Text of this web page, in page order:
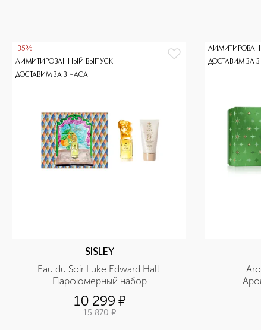
-35%
ЛИМИТИРОВАННЫЙ ВЫПУСК
ДОСТАВИМ ЗА 3 ЧАСА
SISLEY
Eau du Soir Luke Edward Hall
Парфюмерный набор
10 299 ¤
15 870 ¤
ДОСТАВИМ ЗА